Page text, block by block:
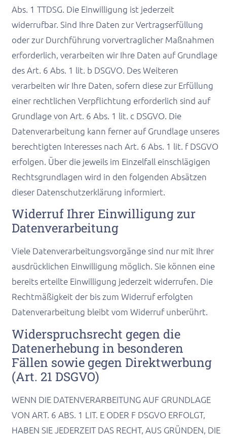
Abs. 1 TTDSG. Die Einwilligung ist jederzeit
widerrufbar. Sind Ihre Daten zur Vertragserfüllung
oder zur Durchführung vorvertraglicher Maßnahmen
erforderlich, verarbeiten wir Ihre Daten auf Grundlage
des Art. 6 Abs. 1 lit. b DSGVO. Des Weiteren
verarbeiten wir Ihre Daten, sofern diese zur Erfüllung
einer rechtlichen Verpflichtung erforderlich sind auf
Grundlage von Art. 6 Abs. 1 lit. c DSGVO. Die
Datenverarbeitung kann ferner auf Grundlage unseres
berechtigten Interesses nach Art. 6 Abs. 1 lit. f DSGVO
erfolgen. Über die jeweils im Einzelfall einschlägigen
Rechtsgrundlagen wird in den folgenden Absätzen
dieser Datenschutzerklärung informiert.
Widerruf Ihrer Einwilligung zur
Datenverarbeitung
Viele Datenverarbeitungsvorgänge sind nur mit Ihrer
ausdrücklichen Einwilligung möglich. Sie können eine
bereits erteilte Einwilligung jederzeit widerrufen. Die
Rechtmäßigkeit der bis zum Widerruf erfolgten
Datenverarbeitung bleibt vom Widerruf unberührt.
Widerspruchsrecht gegen die
Datenerhebung in besonderen
Fällen sowie gegen Direktwerbung
(Art. 21 DSGVO)
WENN DIE DATENVERARBEITUNG AUF GRUNDLAGE
VON ART. 6 ABS. 1 LIT. E ODER F DSGVO ERFOLGT,
HABEN SIE JEDERZEIT DAS RECHT, AUS GRÜNDEN, DIE